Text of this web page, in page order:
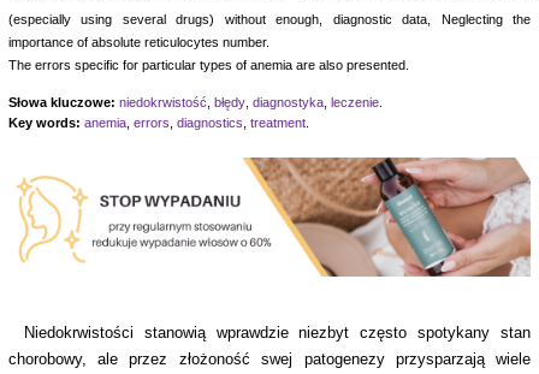
(especially using several drugs) without enough, diagnostic data, Neglecting the
importance of absolute reticulocytes number.
The errors specific for particular types of anemia are also presented.
Słowa kluczowe: niedokrwistość błędy, diagnostyka, leczenie.
Key words: anemia, errors diagnostics treatment.
Niedokrwistości stanowią wprawdzie niezbyt często spotykany stan
chorobowy, ale przez złożoność swej patogenezy przysparzają wiele